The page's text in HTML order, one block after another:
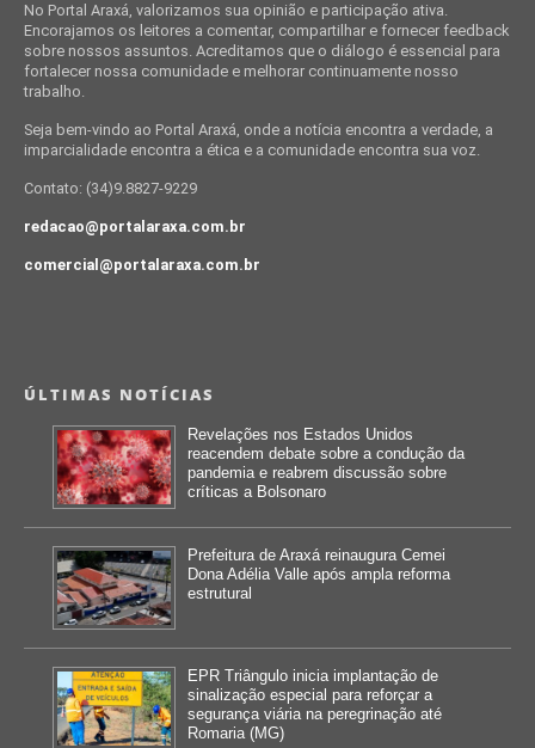
No Portal Araxá, valorizamos sua opinião e participação ativa.
Encorajamos os leitores a comentar, compartilhar e fornecer feedback
sobre nossos assuntos. Acreditamos que o diálogo é essencial para
fortalecer nossa comunidade e melhorar continuamente nosso
trabalho.
Seja bem-vindo ao Portal Araxá, onde a notícia encontra a verdade, a
imparcialidade encontra a ética e a comunidade encontra sua voz.
Contato: (34)9.8827-9229
redacao@portalaraxa.com.br
comercial@portalaraxa.com.br
ÚLTIMAS NOTÍCIAS
Revelações nos Estados Unidos
reacendem debate sobre a condução da
pandemia e reabrem discussão sobre
críticas a Bolsonaro
Prefeitura de Araxá reinaugura Cemei
Dona Adélia Valle após ampla reforma
estrutural
EPR Triângulo inicia implantação de
sinalização especial para reforçar a
segurança viária na peregrinação até
Romaria (MG)